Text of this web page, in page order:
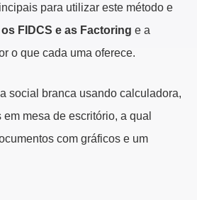
para utilizar este método e
FIDCS e as Factoring e a
o que cada uma oferece.